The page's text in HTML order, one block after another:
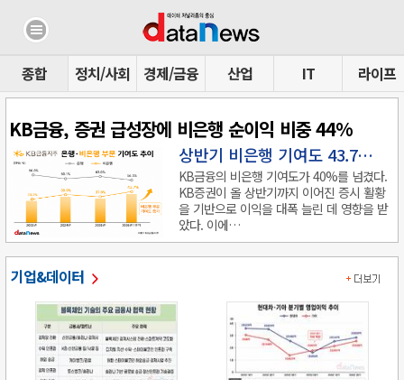
종합 정치/사회 경제/금융 산업 IT 라이프
KB금융, 증권 급성장에 비은행 순이익 비중 44%
상반기 비은행 기여도 43.7…
KB금융의 비은행 기여도가 40%를 넘겼다.
KB증권이 올 상반기까지 이어진 증시 활황
을 기반으로 이익을 대폭 늘린 데 영향을 받
았다. 이에…
기업&데이터